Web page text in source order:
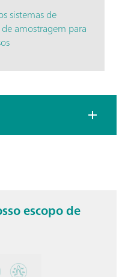
sistemas de
amostragem para
escopo de